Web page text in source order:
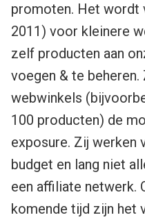
promoten. Het wordt
2011) voor kleinere
zelf producten aan
voegen & te
webwinkels
100 producten) de
exposure. Zij werken
budget en lang niet
een affiliate netwerk.
komende tijd zijn het